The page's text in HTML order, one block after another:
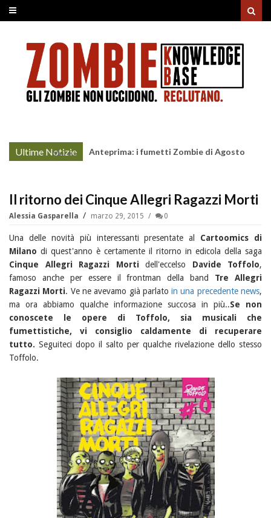
Ultime Notizie
More » Anteprima: i fumetti Zombie di Agosto
Il ritorno dei Cinque Allegri Ragazzi Morti
Alessia Gasparella marzo 29, 2015 0
Una delle novità più interessanti presentate al Cartoomics di
Milano di quest'anno è certamente il ritorno in edicola della saga
Cinque Allegri Ragazzi Morti dell'eccelso Davide Toffolo,
famoso anche per essere il frontman della band Tre Allegri
Ragazzi Morti. Ve ne avevamo già parlatoin una precedente news,
ma ora abbiamo qualche informazione succosa in più..Se non
conoscete le opere di Toffolo, sia musicali che
fumettistiche, vi consiglio caldamente di recuperare
tutto. Seguiteci dopo il salto per qualche rivelazione dello stesso
Toffolo.